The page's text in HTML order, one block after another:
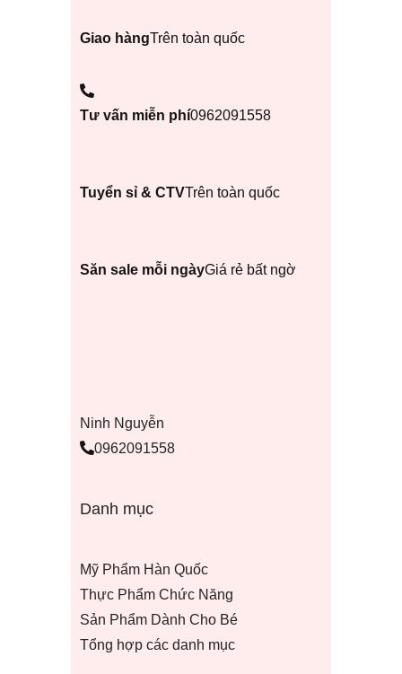
Giao hàngTrên toàn quốc
Tư vấn miễn phí0962091558
Tuyển sỉ & CTVTrên toàn quốc
Săn sale mỗi ngàyGiá rẻ bất ngờ
Ninh Nguyễn
0962091558
Danh mục
Mỹ Phẩm Hàn Quốc
Thực Phẩm Chức Năng
Sản Phẩm Dành Cho Bé
Tổng hợp các danh mục